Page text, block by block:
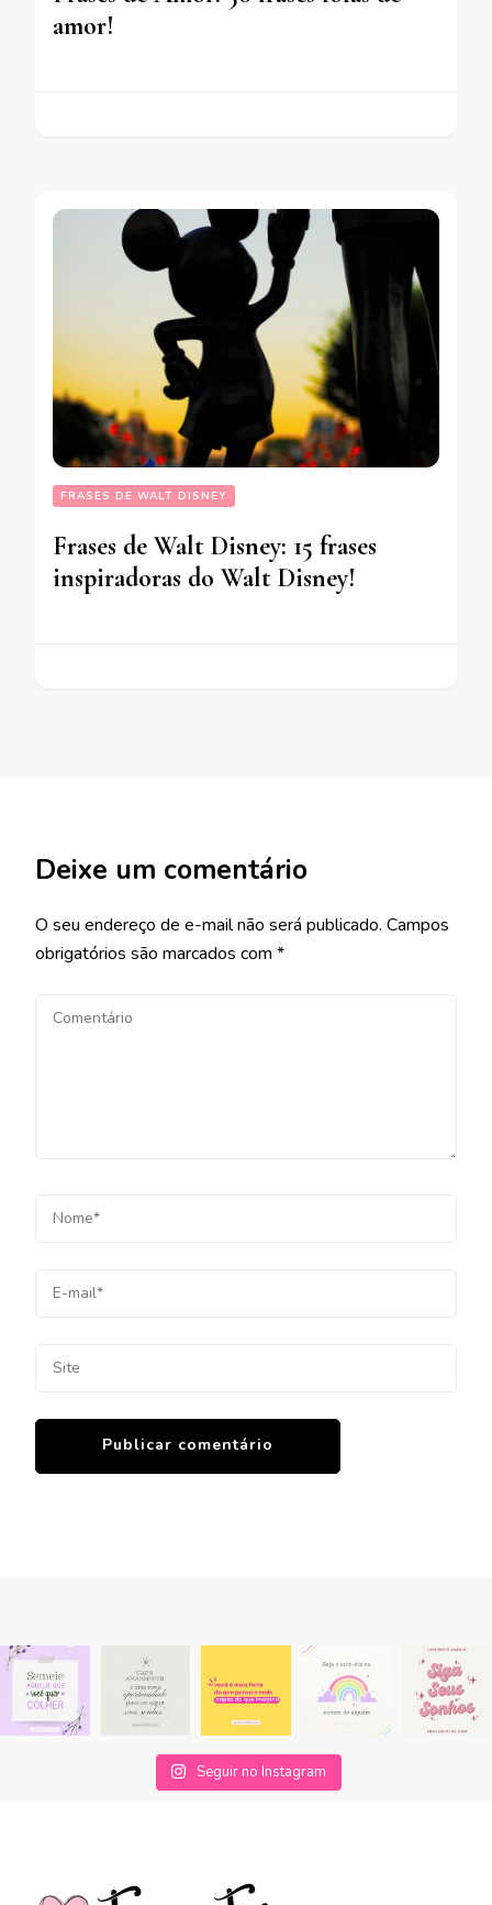
amor!
FRASES DE WALT DISNEY
Frases de Walt Disney: 15 frases
inspiradoras do Walt Disney!
Deixe um comentário
O seu endereço de e-mail não será publicado. Campos
obrigatórios são marcados com *
Seguir no Instagram